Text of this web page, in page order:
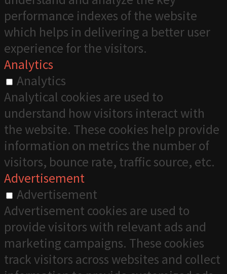
performance indexes of the website
which helps in delivering a better user
experience for the visitors.
Analytics
Analytics
Analytical cookies are used to
understand how visitors interact with
the website. These cookies help provide
information on metrics the number of
visitors, bounce rate, traffic source, etc.
Advertisement
Advertisement
Advertisement cookies are used to
provide visitors with relevant ads and
marketing campaigns. These cookies
track visitors across websites and collect